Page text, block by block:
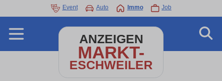
Event Auto Immo Job
ANZEIGEN
MARKT-
ESCHWEILER